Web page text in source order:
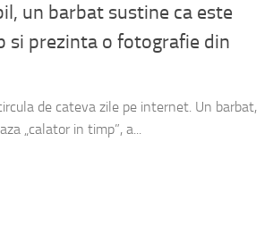
un barbat sustine ca este
si prezinta o fotografie din
de cateva zile pe internet. Un barbat,
„calator in timp”, a...